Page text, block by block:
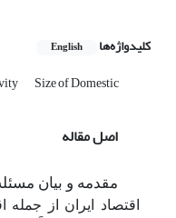
کلیدواژه‌ها English
Size of Domestic
اصل مقاله
مقدمه و بیان
اقتصاد ایران از